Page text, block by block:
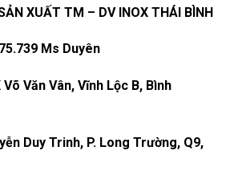
XUẤT TM – DV INOX THÁI BÌNH
Ms Duyên
Văn Vân, Vĩnh Lộc B, Bình
Duy Trinh, P. Long Trường, Q9,